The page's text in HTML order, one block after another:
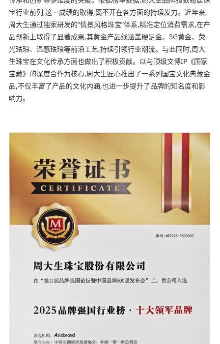
宝行业前列,这一成绩的取得,离不开在各方面的持续发力。近年来,
周大生通过独家研发的“情景风格珠宝”体系,精准定位消费需求,在产
品创新上取得了显著成果,其黄金产品线涵盖硬足金、5G黄金、荧
光珐琅、温感珐琅等前沿工艺,持续引领行业潮流。与此同时,周大
生珠宝在文化传承方面也做出了积极贡献。以与顶级文博IP《国家
宝藏》的深度合作为核心,周大生匠心推出了一系列国宝文化典藏金
品,不仅丰富了产品的文化内涵,也进一步提升了品牌的知名度和影
响力。